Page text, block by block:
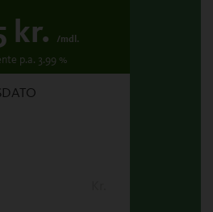
kr. /mdl.
p.a. 3.99 %